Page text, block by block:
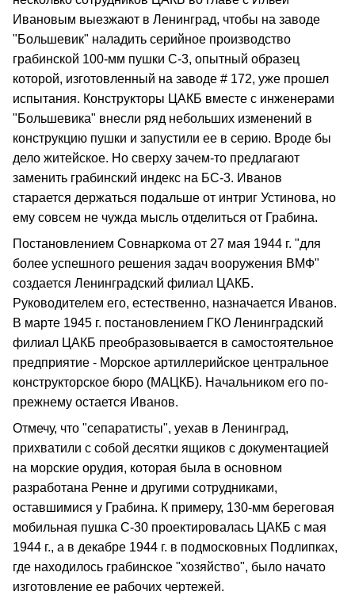
Ивановым выезжают в Ленинград, чтобы на заводе
"Большевик" наладить серийное производство
грабинской 100-мм пушки С-3, опытный образец
которой, изготовленный на заводе # 172, уже прошел
испытания. Конструкторы ЦАКБ вместе с инженерами
"Большевика" внесли ряд небольших изменений в
конструкцию пушки и запустили ее в серию. Вроде бы
дело житейское. Но сверху зачем-то предлагают
заменить грабинский индекс на БС-3. Иванов
старается держаться подальше от интриг Устинова, но
ему совсем не чужда мысль отделиться от Грабина.
Постановлением Совнаркома от 27 мая 1944 г. "для
более успешного решения задач вооружения ВМФ"
создается Ленинградский филиал ЦАКБ.
Руководителем его, естественно, назначается Иванов.
В марте 1945 г. постановлением ГКО Ленинградский
филиал ЦАКБ преобразовывается в самостоятельное
предприятие - Морское артиллерийское центральное
конструкторское бюро (МАЦКБ). Начальником его по-
прежнему остается Иванов.
Отмечу, что "сепаратисты", уехав в Ленинград,
прихватили с собой десятки ящиков с документацией
на морские орудия, которая была в основном
разработана Ренне и другими сотрудниками,
оставшимися у Грабина. К примеру, 130-мм береговая
мобильная пушка С-30 проектировалась ЦАКБ с мая
1944 г., а в декабре 1944 г. в подмосковных Подлипках,
где находилось грабинское "хозяйство", было начато
изготовление ее рабочих чертежей.